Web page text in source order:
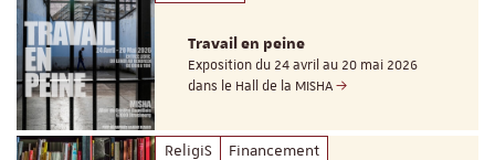
Travail en peine
Exposition du 24 avril au 20 mai 2026
dans le Hall de la MISHA
ReligiS Financement